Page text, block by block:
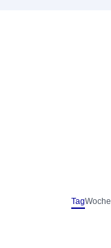
TagWoche